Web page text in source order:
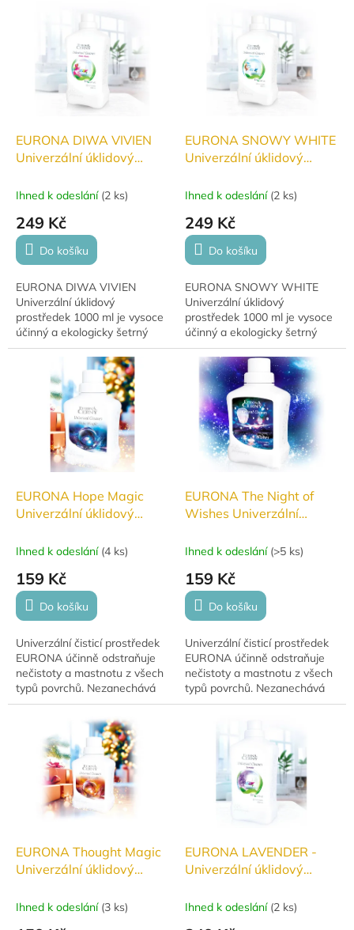
účinnost i na ty...
EURONA DIWA VIVIEN
Univerzální úklidový
Ihned k odeslání (2 ks)
249 Kč
Do košíku
EURONA DIWA VIVIEN
Univerzální úklidový
prostředek 1000 ml je vysoce
účinný a ekologicky šetrný
čistič, který si poradí s
nečistotami v celé
domácnosti. Navíc vás
okouzlí...
EURONA SNOWY WHITE
Univerzální úklidový
Ihned k odeslání (2 ks)
249 Kč
Do košíku
EURONA SNOWY WHITE
Univerzální úklidový
prostředek 1000 ml je vysoce
účinný a ekologicky šetrný
čisticí prostředek, který si
poradí s nečistotami v celé
domácnosti. Díky...
EURONA Hope Magic
Univerzální úklidový
Ihned k odeslání (4 ks)
159 Kč
Do košíku
Univerzální čisticí prostředek
EURONA účinně odstraňuje
nečistoty a mastnotu z všech
typů povrchů. Nezanechává
šmouhy, je ekologicky šetrný,
hypoalergenní a jeho přírodní...
EURONA The Night of
Wishes Univerzální
ml
Ihned k odeslání (>5 ks)
159 Kč
Do košíku
Univerzální čisticí prostředek
EURONA účinně odstraňuje
nečistoty a mastnotu z všech
typů povrchů. Nezanechává
šmouhy, je ekologicky šetrný,
EURONA Thought Magic
Univerzální úklidový
Ihned k odeslání (3 ks)
EURONA LAVENDER -
Univerzální úklidový
Ihned k odeslání (2 ks)